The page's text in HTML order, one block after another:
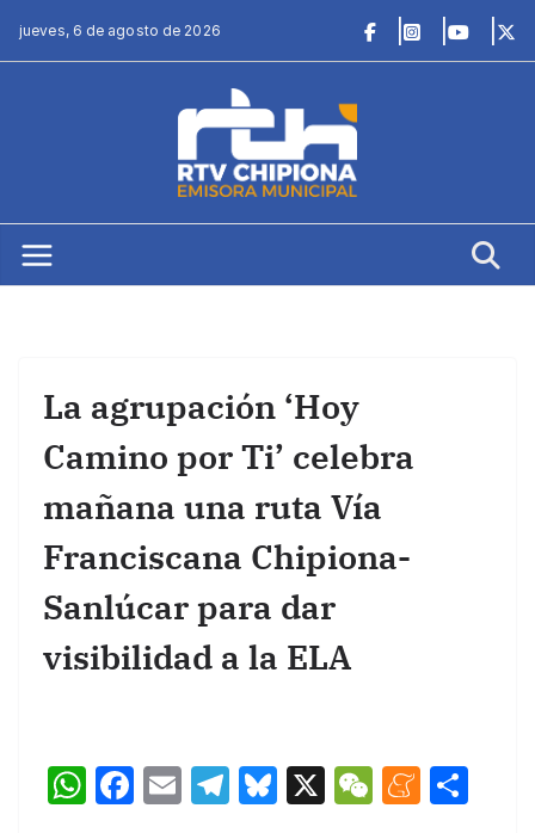
jueves, 6 de agosto de 2026
La agrupación ‘Hoy
Camino por Ti’ celebra
mañana una ruta Vía
Franciscana Chipiona-
Sanlúcar para dar
visibilidad a la ELA
W F
E
T
Bl X
W M